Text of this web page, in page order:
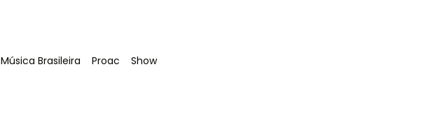
Tag:
Música Brasileira Tag:
Proac Tag:
Show